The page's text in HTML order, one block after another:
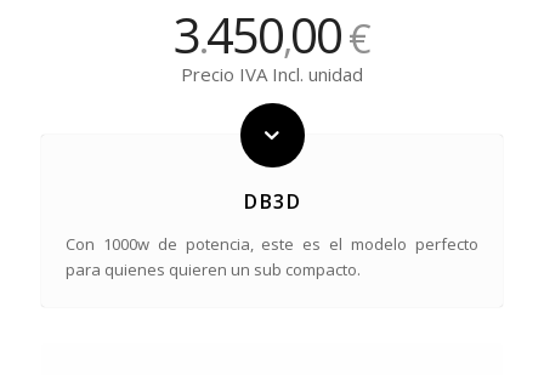
3.450,00€
Precio IVA Incl. unidad
DB3D
Con 1000w de potencia, este es el modelo perfecto
para quienes quieren un sub compacto.